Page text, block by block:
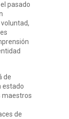
pasado
de
estado
maestros
de